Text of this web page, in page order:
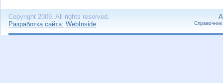
Copyright 2009. All rights reserved.
Разработка сайта: WebInside